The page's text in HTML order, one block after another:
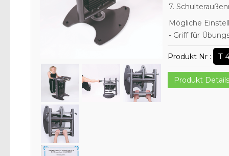
7.
Mögliche
- Griff für
Produkt Nr : T
Produkt